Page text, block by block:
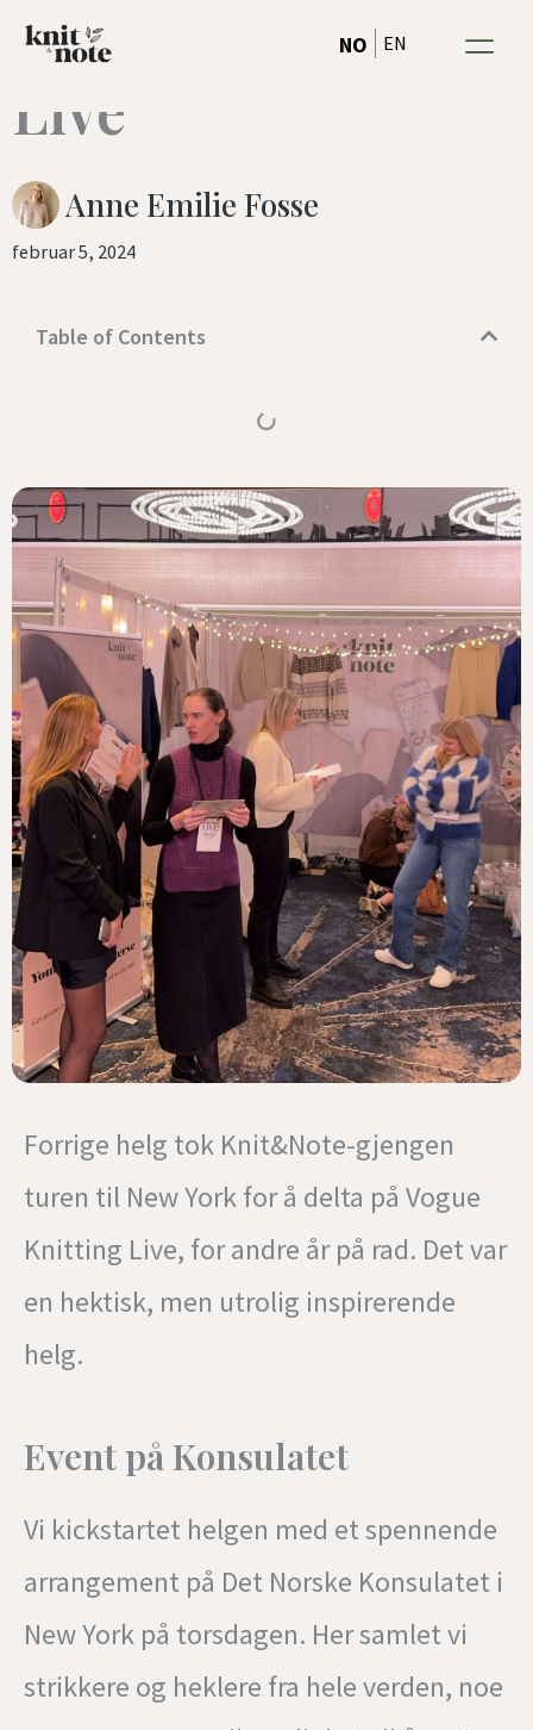
rett
innholdet
NO EN
Vogue Knitting
Live
Anne Emilie Fosse
februar 5, 2024
Table of Contents
Forrige helg tok Knit&Note-gjengen
turen til New York for å delta på Vogue
Knitting Live, for andre år på rad. Det var
en hektisk, men utrolig inspirerende
helg.
Event på Konsulatet
Vi kickstartet helgen med et spennende
arrangement på Det Norske Konsulatet i
New York på torsdagen. Her samlet vi
strikkere og heklere fra hele verden, noe